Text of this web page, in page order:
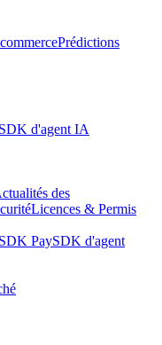
Prédictions
SDK d'agent IA
des
Licences & Permis
SDK PaySDK d'agent